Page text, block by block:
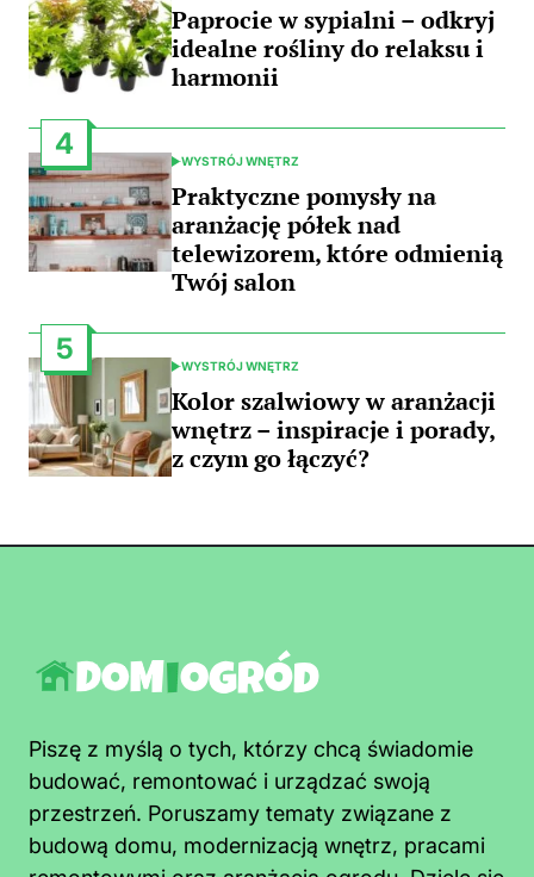
IN
Paprocie w sypialni – odkryj
idealne rośliny do relaksu i
harmonii
4
POSTED
IN
WYSTRÓJ WNĘTRZ
Praktyczne pomysły na
aranżację półek nad
telewizorem, które odmienią
Twój salon
5
POSTED
IN
WYSTRÓJ WNĘTRZ
Kolor szalwiowy w aranżacji
wnętrz – inspiracje i porady,
z czym go łączyć?
Piszę z myślą o tych, którzy chcą świadomie
budować, remontować i urządzać swoją
przestrzeń. Poruszamy tematy związane z
budową domu, modernizacją wnętrz, pracami